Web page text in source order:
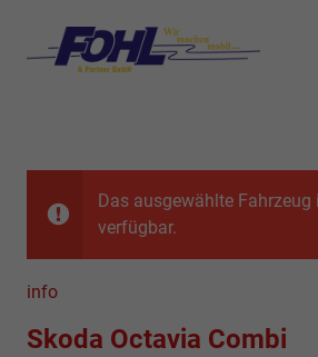
Das ausgewählte
verfügbar.
info
Skoda Octavia Combi